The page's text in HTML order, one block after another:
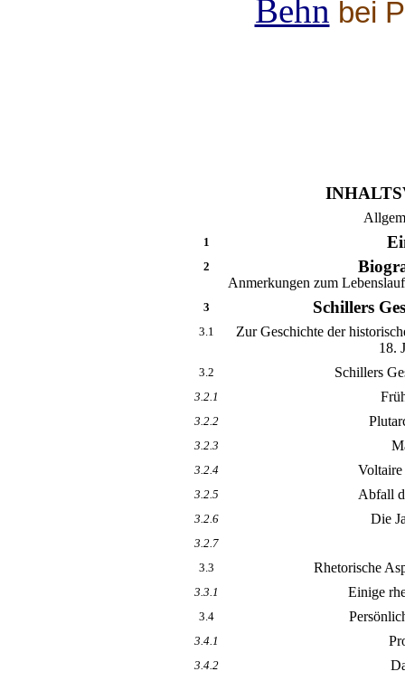
Behn bei
1
2
Anmerkungen zum
3 Schillers
3.1
Zur Geschichte der
18.
3.2 Schillers
3.2.1
3.2.2
3.2.3
3.2.4
3.2.5 Abfall
3.2.6 Die
3.2.7
3.3
Rhetorische
3.3.1 Einige
3.4
3.4.1
3.4.2